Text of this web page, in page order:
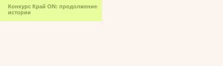
Конкурс Край ON: продолжение
истории